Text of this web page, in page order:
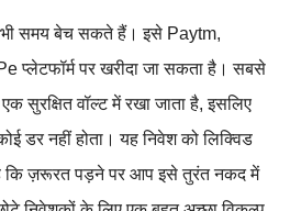
भी समय बेच सकते हैं। इसे Paytm,
पर खरीदा जा सकता है। सबसे
सुरक्षित वॉल्ट में रखा जाता है, इसलिए
डर नहीं होता। यह निवेश को लिक्विड
कि ज़रूरत पड़ने पर आप इसे तुरंत नकद में